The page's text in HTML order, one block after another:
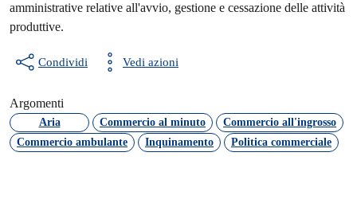
amministrative relative all'avvio, gestione e cessazione delle attività
produttive.
Condividi Vedi azioni
Argomenti
Aria Commercio al minuto
Commercio all'ingrosso
Commercio ambulante
Inquinamento Politica commerciale